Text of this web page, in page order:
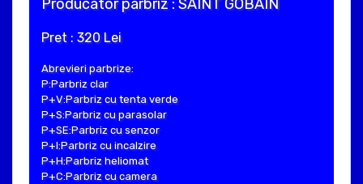
Producator parbriz : SAINT GOBAIN
Pret : 320 Lei
Abrevieri parbrize:
P:Parbriz clar
P+V:Parbriz cu tenta verde
P+S:Parbriz cu parasolar
P+SE:Parbriz cu senzor
P+I:Parbriz cu incalzire
P+H:Parbriz heliomat
P+C:Parbriz cu camera